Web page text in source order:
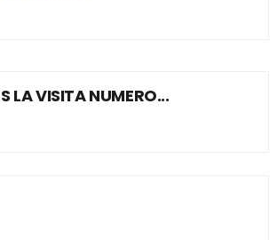
LA VISITA NUMERO...